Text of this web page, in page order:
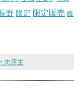
野 限定 限定販売 飯
忠店主